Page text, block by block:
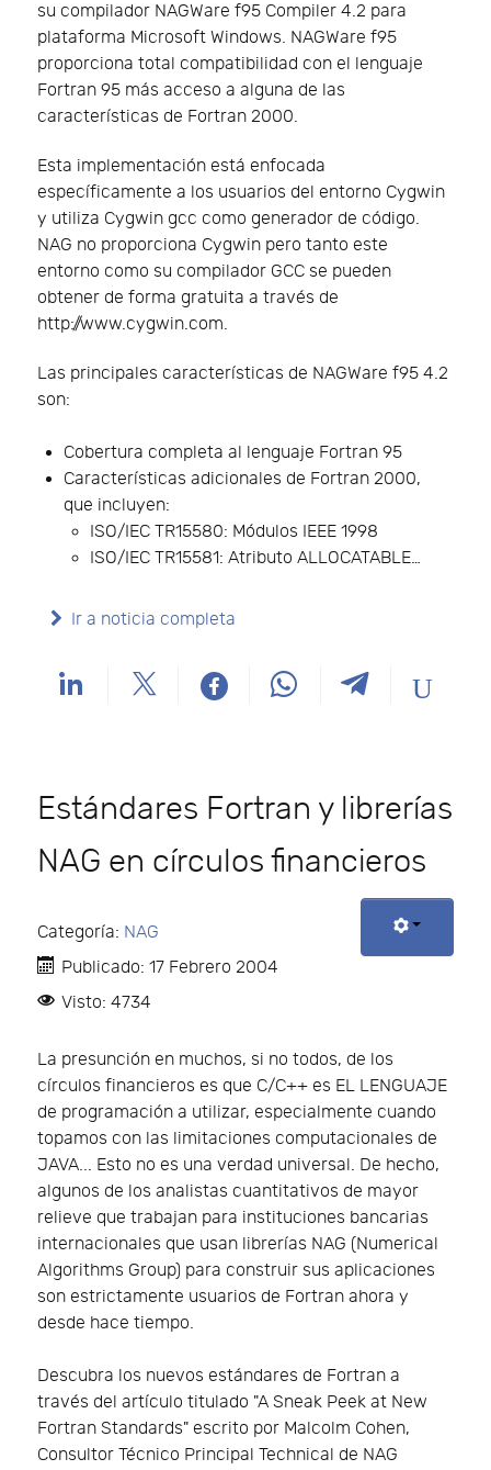
su compilador NAGWare f95 Compiler 4.2 para
plataforma Microsoft Windows. NAGWare f95
proporciona total compatibilidad con el lenguaje
Fortran 95 más acceso a alguna de las
características de Fortran 2000.
Esta implementación está enfocada
específicamente a los usuarios del entorno Cygwin
y utiliza Cygwin gcc como generador de código.
NAG no proporciona Cygwin pero tanto este
entorno como su compilador GCC se pueden
obtener de forma gratuita a través de
http://www.cygwin.com.
Las principales características de NAGWare f95 4.2
son:
Cobertura completa al lenguaje Fortran 95
Características adicionales de Fortran 2000,
que incluyen:
ISO/IEC TR15580: Módulos IEEE 1998
ISO/IEC TR15581: Atributo ALLOCATABLE…
Ir a noticia completa
Estándares Fortran y librerías
NAG en círculos financieros
Categoría: NAG
Publicado: 17 Febrero 2004
Visto: 4734
La presunción en muchos, si no todos, de los
círculos financieros es que C/C++ es EL LENGUAJE
de programación a utilizar, especialmente cuando
topamos con las limitaciones computacionales de
JAVA... Esto no es una verdad universal. De hecho,
algunos de los analistas cuantitativos de mayor
relieve que trabajan para instituciones bancarias
internacionales que usan librerías NAG (Numerical
Algorithms Group) para construir sus aplicaciones
son estrictamente usuarios de Fortran ahora y
desde hace tiempo.
Descubra los nuevos estándares de Fortran a
través del artículo titulado "A Sneak Peek at New
Fortran Standards" escrito por Malcolm Cohen,
Consultor Técnico Principal Technical de NAG